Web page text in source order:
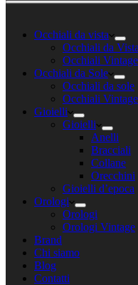
Occhiali da vista
Occhiali da Vista
Occhiali Vintage
Occhiali da Sole
Occhiali da sole
Occhiali Vintage
Gioielli
Gioielli
Anelli
Bracciali
Collane
Orecchini
Gioielli d’epoca
Orologi
Orologi
Orologi Vintage
Brand
Chi siamo
Blog
Contatti